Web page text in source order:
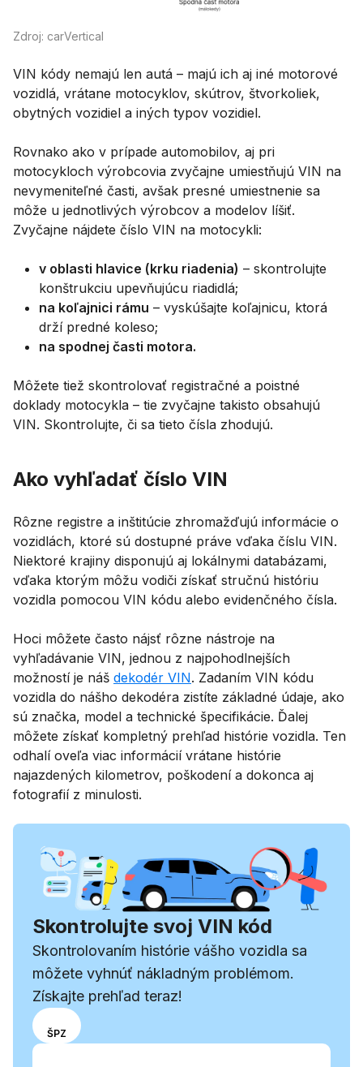
Zdroj: carVertical
VIN kódy nemajú len autá – majú ich aj iné motorové
vozidlá, vrátane motocyklov, skútrov, štvorkoliek,
obytných vozidiel a iných typov vozidiel.
Rovnako ako v prípade automobilov, aj pri
motocykloch výrobcovia zvyčajne umiestňujú VIN na
nevymeniteľné časti, avšak presné umiestnenie sa
môže u jednotlivých výrobcov a modelov líšiť.
Zvyčajne nájdete číslo VIN na motocykli:
v oblasti hlavice (krku riadenia) – skontrolujte
konštrukciu upevňujúcu riadidlá;
na koľajnici rámu – vyskúšajte koľajnicu, ktorá
drží predné koleso;
na spodnej časti motora.
Môžete tiež skontrolovať registračné a poistné
doklady motocykla – tie zvyčajne takisto obsahujú
VIN. Skontrolujte, či sa tieto čísla zhodujú.
Ako vyhľadať číslo VIN
Rôzne registre a inštitúcie zhromažďujú informácie o
vozidlách, ktoré sú dostupné práve vďaka číslu VIN.
Niektoré krajiny disponujú aj lokálnymi databázami,
vďaka ktorým môžu vodiči získať stručnú históriu
vozidla pomocou VIN kódu alebo evidenčného čísla.
Hoci môžete často nájsť rôzne nástroje na
vyhľadávanie VIN, jednou z najpohodlnejších
možností je náš dekodér VIN. Zadaním VIN kódu
vozidla do nášho dekodéra zistíte základné údaje, ako
sú značka, model a technické špecifikácie. Ďalej
môžete získať kompletný prehľad histórie vozidla. Ten
odhalí oveľa viac informácií vrátane histórie
najazdených kilometrov, poškodení a dokonca aj
fotografií z minulosti.
Skontrolujte svoj VIN kód
Skontrolovaním histórie vášho vozidla sa
môžete vyhnúť nákladným problémom.
Získajte prehľad teraz!
Vyberte
spôsob
ŠPZ
Zadajte VIN